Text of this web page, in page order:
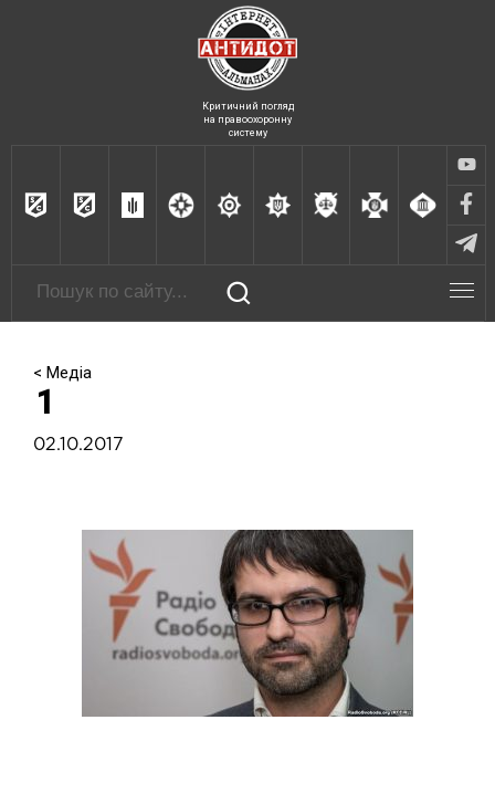
Критичний погляд
на правоохоронну
систему
< Медіа
1
02.10.2017